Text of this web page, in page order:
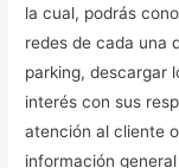
la cual, podrás
redes de cada una
parking, descargar
interés con sus
atención al cliente
información